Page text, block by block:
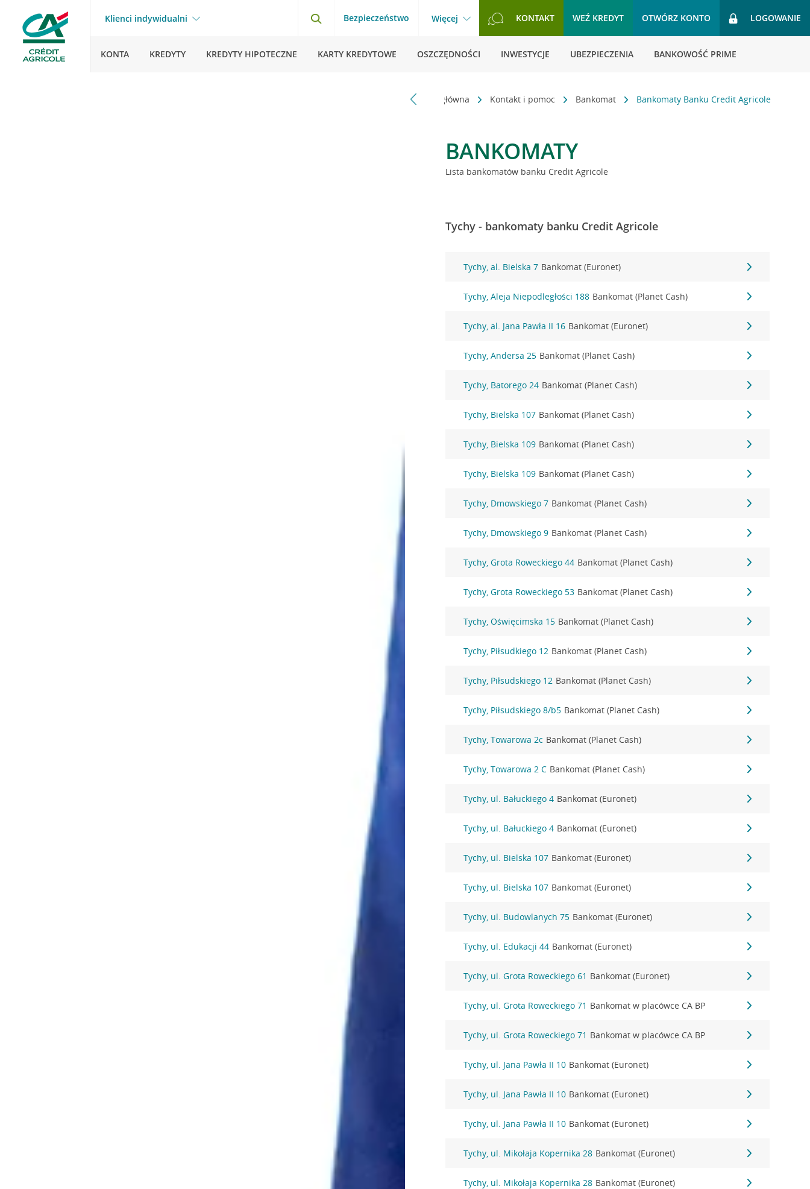
Klienci indywidualni Bezpieczeństwo Więcej KONTAKT WEŹ KREDYT OTWÓRZ KONTO LOGOWANIE
KONTA KREDYTY KREDYTY HIPOTECZNE KARTY KREDYTOWE OSZCZĘDNOŚCI INWESTYCJE UBEZPIECZENIA BANKOWOŚĆ PRIME
Strona główna Kontakt i pomoc Bankomat Bankomaty Banku Credit Agricole
BANKOMATY
Lista bankomatów banku Credit Agricole
Tychy - bankomaty banku Credit Agricole
Tychy, al. Bielska 7 Bankomat (Euronet)
Tychy, Aleja Niepodległości 188 Bankomat (Planet Cash)
Tychy, al. Jana Pawła II 16 Bankomat (Euronet)
Tychy, Andersa 25 Bankomat (Planet Cash)
Tychy, Batorego 24 Bankomat (Planet Cash)
Tychy, Bielska 107 Bankomat (Planet Cash)
Tychy, Bielska 109 Bankomat (Planet Cash)
Tychy, Bielska 109 Bankomat (Planet Cash)
Tychy, Dmowskiego 7 Bankomat (Planet Cash)
Tychy, Dmowskiego 9 Bankomat (Planet Cash)
Tychy, Grota Roweckiego 44 Bankomat (Planet Cash)
Tychy, Grota Roweckiego 53 Bankomat (Planet Cash)
Tychy, Oświęcimska 15 Bankomat (Planet Cash)
Tychy, Piłsudkiego 12 Bankomat (Planet Cash)
Tychy, Piłsudskiego 12 Bankomat (Planet Cash)
Tychy, Piłsudskiego 8/b5 Bankomat (Planet Cash)
Tychy, Towarowa 2c Bankomat (Planet Cash)
Tychy, Towarowa 2 C Bankomat (Planet Cash)
Tychy, ul. Bałuckiego 4 Bankomat (Euronet)
Tychy, ul. Bałuckiego 4 Bankomat (Euronet)
Tychy, ul. Bielska 107 Bankomat (Euronet)
Tychy, ul. Bielska 107 Bankomat (Euronet)
Tychy, ul. Budowlanych 75 Bankomat (Euronet)
Tychy, ul. Edukacji 44 Bankomat (Euronet)
Tychy, ul. Grota Roweckiego 61 Bankomat (Euronet)
Tychy, ul. Grota Roweckiego 71 Bankomat w placówce CA BP
Tychy, ul. Grota Roweckiego 71 Bankomat w placówce CA BP
Tychy, ul. Jana Pawła II 10 Bankomat (Euronet)
Tychy, ul. Jana Pawła II 10 Bankomat (Euronet)
Tychy, ul. Jana Pawła II 10 Bankomat (Euronet)
Tychy, ul. Mikołaja Kopernika 28 Bankomat (Euronet)
Tychy, ul. Mikołaja Kopernika 28 Bankomat (Euronet)